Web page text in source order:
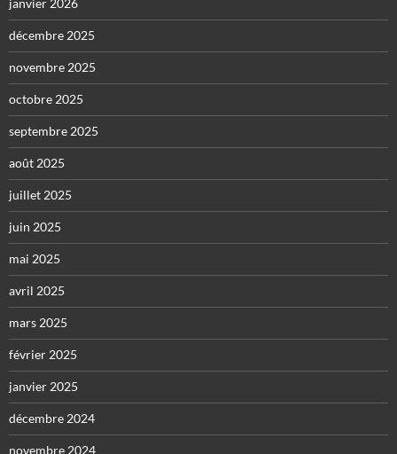
janvier 2026
décembre 2025
novembre 2025
octobre 2025
septembre 2025
août 2025
juillet 2025
juin 2025
mai 2025
avril 2025
mars 2025
février 2025
janvier 2025
décembre 2024
novembre 2024